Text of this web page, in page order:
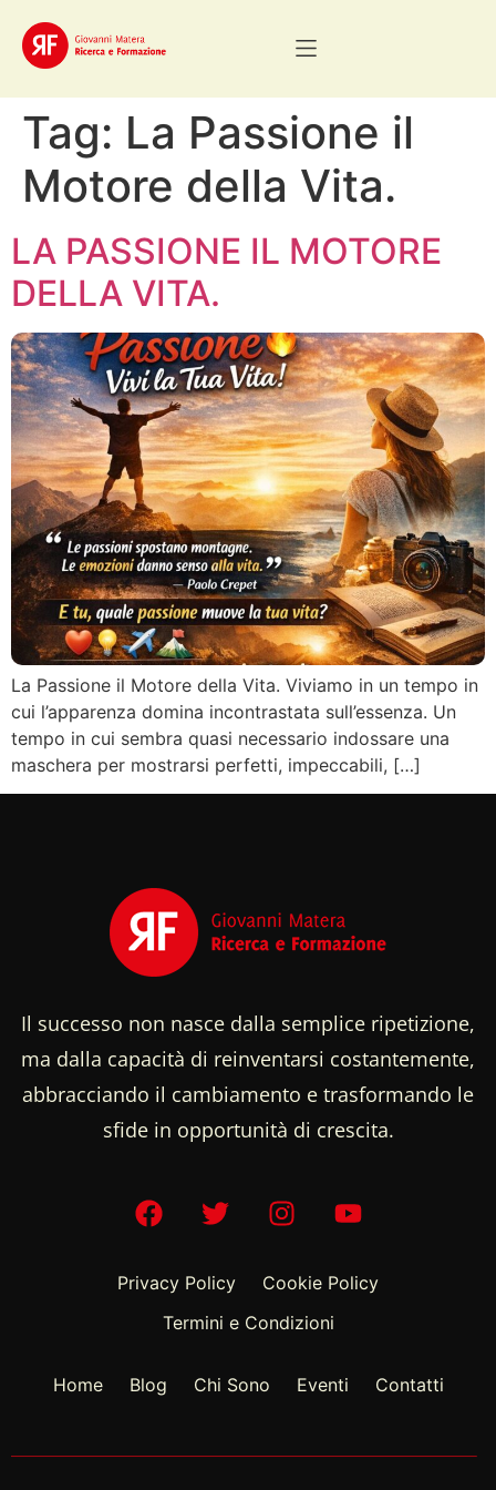
Tag: La Passione il
Motore della Vita.
LA PASSIONE IL MOTORE
DELLA VITA.
La Passione il Motore della Vita. Viviamo in un tempo in
cui l’apparenza domina incontrastata sull’essenza. Un
tempo in cui sembra quasi necessario indossare una
maschera per mostrarsi perfetti, impeccabili, […]
Il successo non nasce dalla semplice ripetizione,
ma dalla capacità di reinventarsi costantemente,
abbracciando il cambiamento e trasformando le
sfide in opportunità di crescita.
Privacy Policy
Cookie Policy
Termini e Condizioni
Home Blog Chi Sono Eventi Contatti